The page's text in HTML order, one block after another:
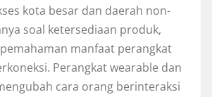
kota besar dan daerah non-
soal ketersediaan produk,
manfaat perangkat
Perangkat wearable dan
cara orang berinteraksi